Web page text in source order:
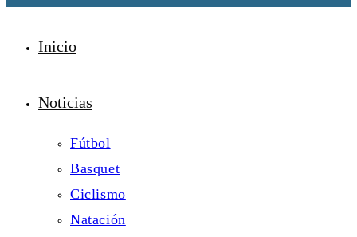
Inicio
Noticias
Fútbol
Basquet
Ciclismo
Natación